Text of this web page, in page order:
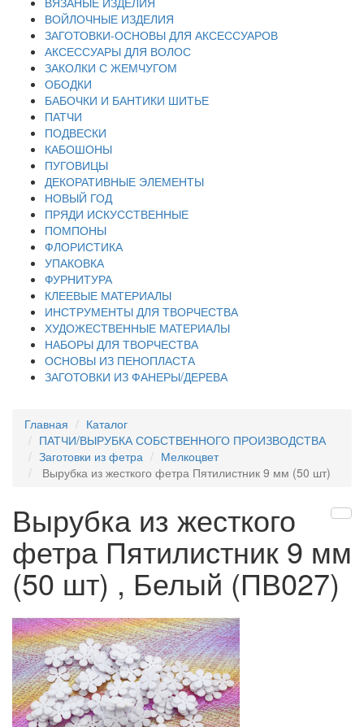
ВОЙЛОЧНЫЕ ИЗДЕЛИЯ
ЗАГОТОВКИ-ОСНОВЫ ДЛЯ АКСЕССУАРОВ
АКСЕССУАРЫ ДЛЯ ВОЛОС
ЗАКОЛКИ С ЖЕМЧУГОМ
ОБОДКИ
БАБОЧКИ И БАНТИКИ ШИТЬЕ
ПАТЧИ
ПОДВЕСКИ
КАБОШОНЫ
ПУГОВИЦЫ
ДЕКОРАТИВНЫЕ ЭЛЕМЕНТЫ
НОВЫЙ ГОД
ПРЯДИ ИСКУССТВЕННЫЕ
ПОМПОНЫ
ФЛОРИСТИКА
УПАКОВКА
ФУРНИТУРА
КЛЕЕВЫЕ МАТЕРИАЛЫ
ИНСТРУМЕНТЫ ДЛЯ ТВОРЧЕСТВА
ХУДОЖЕСТВЕННЫЕ МАТЕРИАЛЫ
НАБОРЫ ДЛЯ ТВОРЧЕСТВА
ОСНОВЫ ИЗ ПЕНОПЛАСТА
ЗАГОТОВКИ ИЗ ФАНЕРЫ/ДЕРЕВА
Главная
Каталог
ПАТЧИ/ВЫРУБКА СОБСТВЕННОГО ПРОИЗВОДСТВА
Заготовки из фетра
Мелкоцвет
Вырубка из жесткого фетра Пятилистник 9 мм (50 шт)
Вырубка из жесткого
фетра Пятилистник 9 мм
(50 шт) , Белый (ПВ027)